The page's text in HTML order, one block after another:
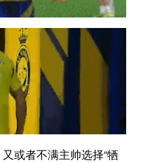
或者不满主帅选择“牺